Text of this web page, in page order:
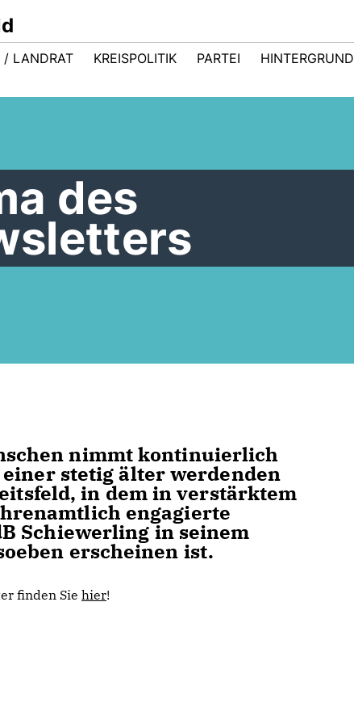
/ LANDRAT KREISPOLITIK PARTEI HINTERGRUND
des
nimmt kontinuierlich
stetig älter werdenden
in dem in verstärktem
engagierte
Schiewerling in seinem
erscheinen ist.
finden Siehier!